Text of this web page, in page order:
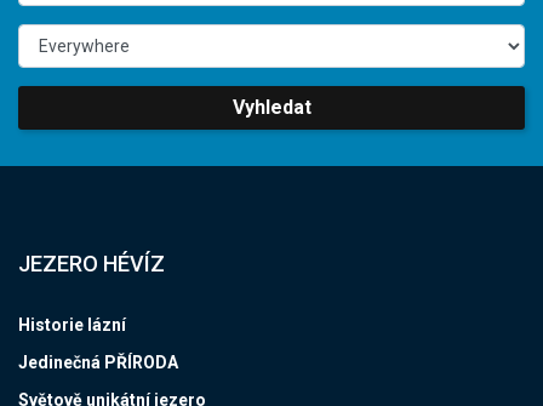
Vyhledat
JEZERO HÉVÍZ
Historie lázní
Jedinečná PŘÍRODA
Světově unikátní jezero